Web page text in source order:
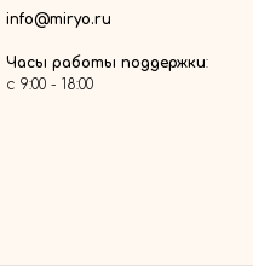
info@miryo.ru
Часы работы поддержки:
с 9:00 - 18:00